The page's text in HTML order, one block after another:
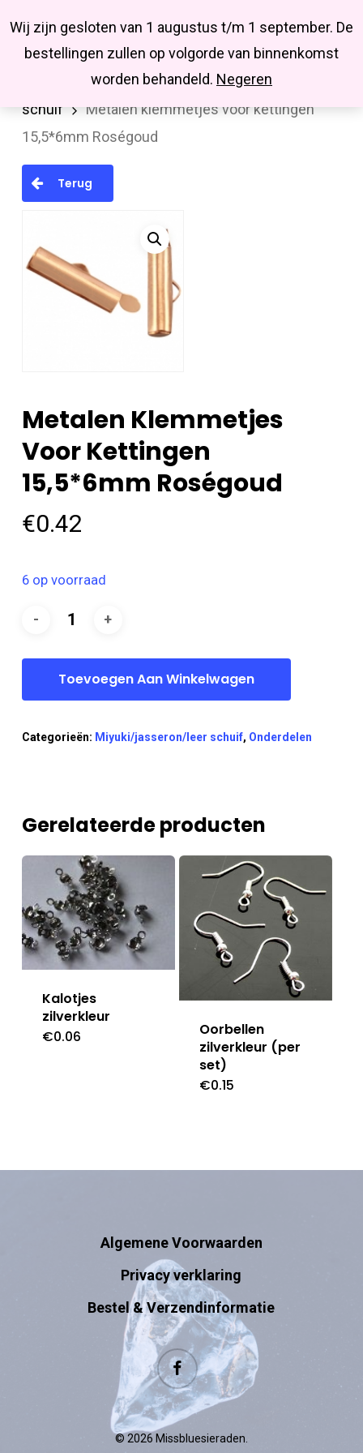
Wij zijn gesloten van 1 augustus t/m 1 september. De
bestellingen zullen op volgorde van binnenkomst
worden behandeld. Negeren
main
Missbluesieraden
searchaccount
Onderdelen
Miyuki/jasseron/leer
schuif
Metalen klemmetjes voor kettingen
15,5*6mm Roségoud
Terug
Metalen Klemmetjes
Voor Kettingen
15,5*6mm Roségoud
€0.42
6 op voorraad
Toevoegen Aan Winkelwagen
Categorieën: Miyuki/jasseron/leer schuif, Onderdelen
Gerelateerde producten
Kalotjes
zilverkleur
€0.06
Oorbellen
zilverkleur (per
set)
€0.15
Algemene Voorwaarden
Privacy verklaring
Bestel & Verzendinformatie
facebook
© 2026 Missbluesieraden.
Close